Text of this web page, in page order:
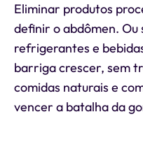
Eliminar produtos
definir o abdômen.
refrigerantes e
barriga crescer, sem
comidas naturais e
vencer a batalha da